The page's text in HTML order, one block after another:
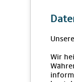
Wir